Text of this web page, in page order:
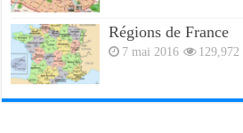
Régions de France
7 mai 2016 129,972